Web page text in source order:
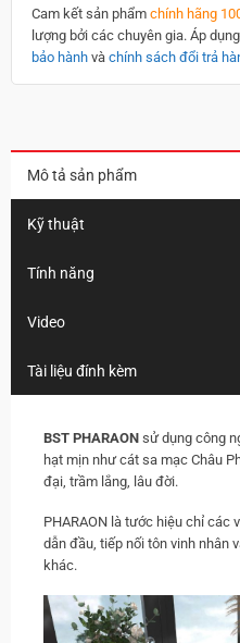
Cam kết sản phẩm chính hãng
lượng bởi các chuyên gia. Áp
bảo hành và chính sách đổi trả
Mô tả sản phẩm
Kỹ thuật
Tính năng
Video
Tài liệu đính kèm
BST PHARAON sử dụng công
hạt mịn như cát sa mạc Châu
đại, trầm lắng, lâu đời.
PHARAON là tước hiệu chỉ các
dẫn đầu, tiếp nối tôn vinh nhân
khác.